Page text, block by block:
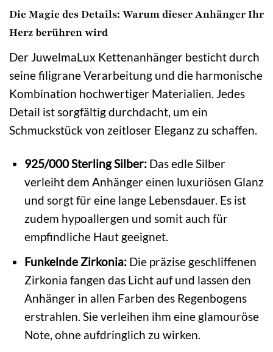
Die Magie des Details: Warum dieser Anhänger Ihr
Herz berühren wird
Der JuwelmaLux Kettenanhänger besticht durch
seine filigrane Verarbeitung und die harmonische
Kombination hochwertiger Materialien. Jedes
Detail ist sorgfältig durchdacht, um ein
Schmuckstück von zeitloser Eleganz zu schaffen.
925/000 Sterling Silber:Das edle Silber
verleiht dem Anhänger einen luxuriösen Glanz
und sorgt für eine lange Lebensdauer. Es ist
zudem hypoallergen und somit auch für
empfindliche Haut geeignet.
Funkelnde Zirkonia:Die präzise geschliffenen
Zirkonia fangen das Licht auf und lassen den
Anhänger in allen Farben des Regenbogens
erstrahlen. Sie verleihen ihm eine glamouröse
Note, ohne aufdringlich zu wirken.